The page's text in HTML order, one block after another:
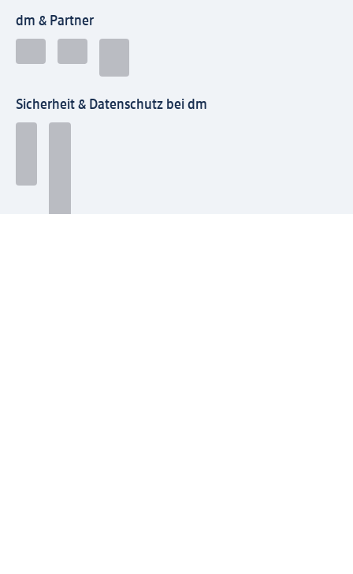
dm & Partner
Sicherheit & Datenschutz bei dm